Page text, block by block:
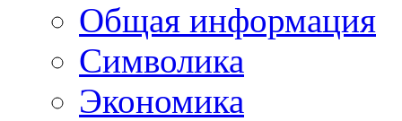
Общая информация
Символика
Экономика